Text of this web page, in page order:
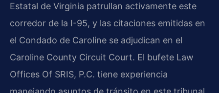
Estatal de Virginia patrullan activamente este
corredor de la I-95, y las citaciones emitidas en
el Condado de Caroline se adjudican en el
Caroline County Circuit Court. El bufete Law
Offices Of SRIS, P.C. tiene experiencia